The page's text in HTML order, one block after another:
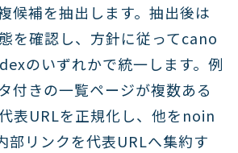
候補を抽出します。抽出後は
を確認し、方針に従ってcano
のいずれかで統一します。例
付きの一覧ページが複数ある
表URLを正規化し、他をnoin
部リンクを代表URLへ集約す